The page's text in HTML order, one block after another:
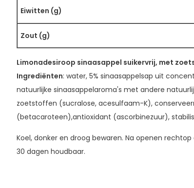
Eiwitten (g)
Zout (g)
Limonadesiroop sinaasappel suikervrij, met
Ingrediënten: water, 5% sinaasappelsap uit
natuurlijke sinaasappelaroma's met andere
zoetstoffen (sucralose, acesulfaam-K),
(betacaroteen),antioxidant (ascorbinezuur),
Koel, donker en droog bewaren. Na openen
30 dagen houdbaar.